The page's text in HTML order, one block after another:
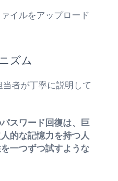
イルをアップロード
ズム
者が丁寧に説明して
パスワード回復は、巨
的な記憶力を持つ人
一つずつ試すような